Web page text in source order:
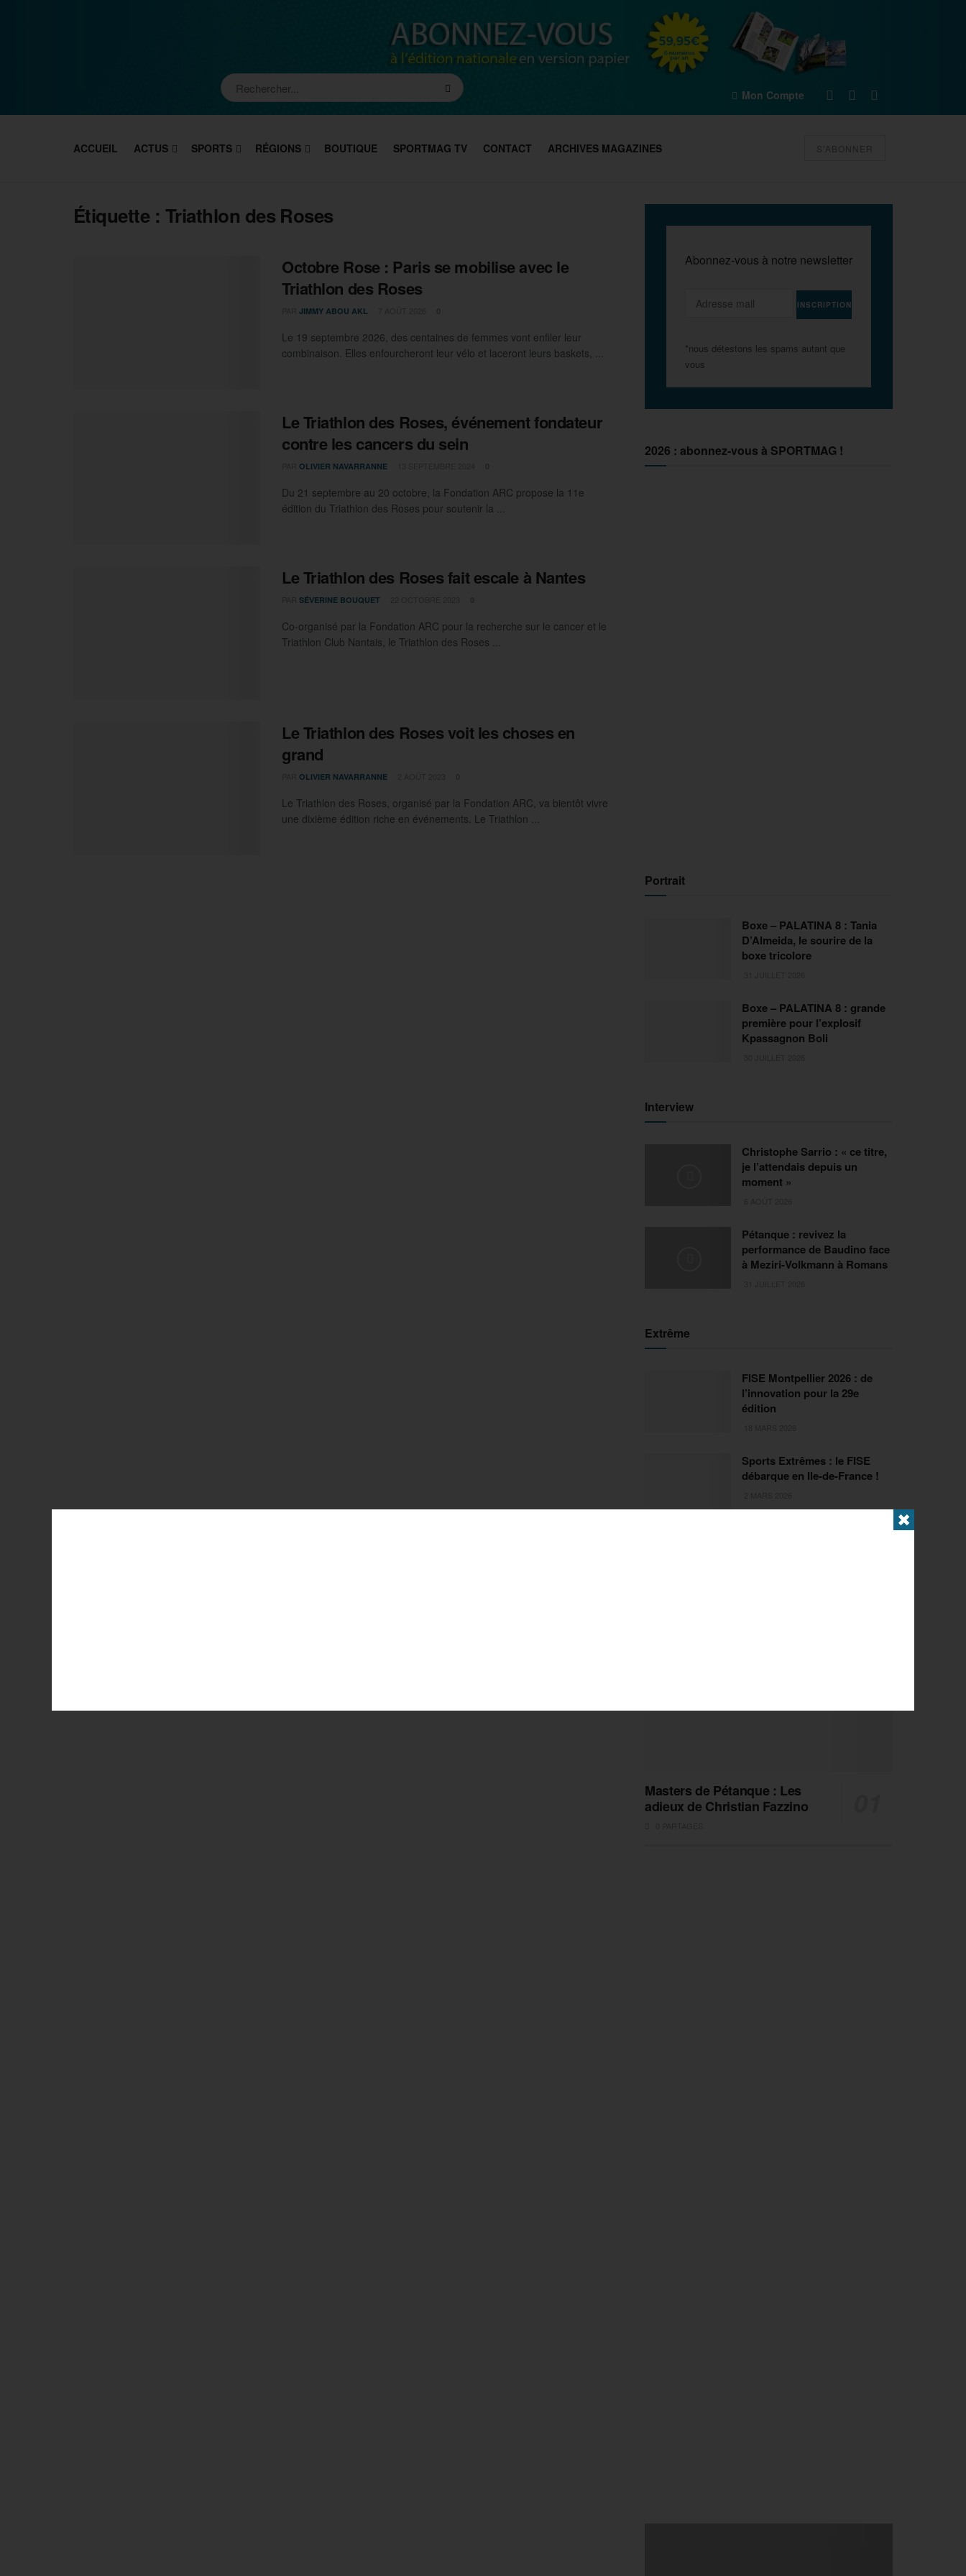
Mon Compte
ACCUEIL ACTUS SPORTS RÉGIONS BOUTIQUE SPORTMAG TV CONTACT ARCHIVES MAGAZINES S'ABONNER
Étiquette : Triathlon des Roses
Octobre Rose : Paris se mobilise avec le
Triathlon des Roses
JIMMY ABOU AKL
Le 19 septembre 2026, des centaines de femmes vont enfiler leur
combinaison. Elles enfourcheront leur vélo et laceront leurs baskets, ...
Le Triathlon des Roses, événement fondateur
contre les cancers du sein
OLIVIER NAVARRANNE
Du 21 septembre au 20 octobre, la Fondation ARC propose la 11e
édition du Triathlon des Roses pour soutenir la ...
Le Triathlon des Roses fait escale à Nantes
SÉVERINE BOUQUET
Co-organisé par la Fondation ARC pour la recherche sur le cancer et le
Triathlon Club Nantais, le Triathlon des Roses ...
Le Triathlon des Roses voit les choses en
grand
OLIVIER NAVARRANNE
Le Triathlon des Roses, organisé par la Fondation ARC, va bientôt vivre
une dixième édition riche en événements. Le Triathlon ...
Abonnez-vous à notre newsletter
*nous détestons les spams autant que
vous
2026 : abonnez-vous à SPORTMAG !
Portrait
Boxe – PALATINA 8 : Tania
D’Almeida, le sourire de la
boxe tricolore
Boxe – PALATINA 8 : grande
première pour l’explosif
Kpassagnon Boli
Interview
Christophe Sarrio : « ce titre,
je l’attendais depuis un
moment »
Pétanque : revivez la
performance de Baudino face
à Meziri-Volkmann à Romans
Extrême
FISE Montpellier 2026 : de
l’innovation pour la 29e
édition
Sports Extrêmes : le FISE
débarque en Ile-de-France !
Masters de Pétanque : Les
adieux de Christian Fazzino
✖